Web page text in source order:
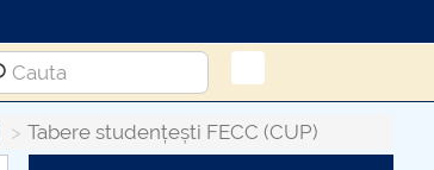
Tabere studențești FECC (CUP)